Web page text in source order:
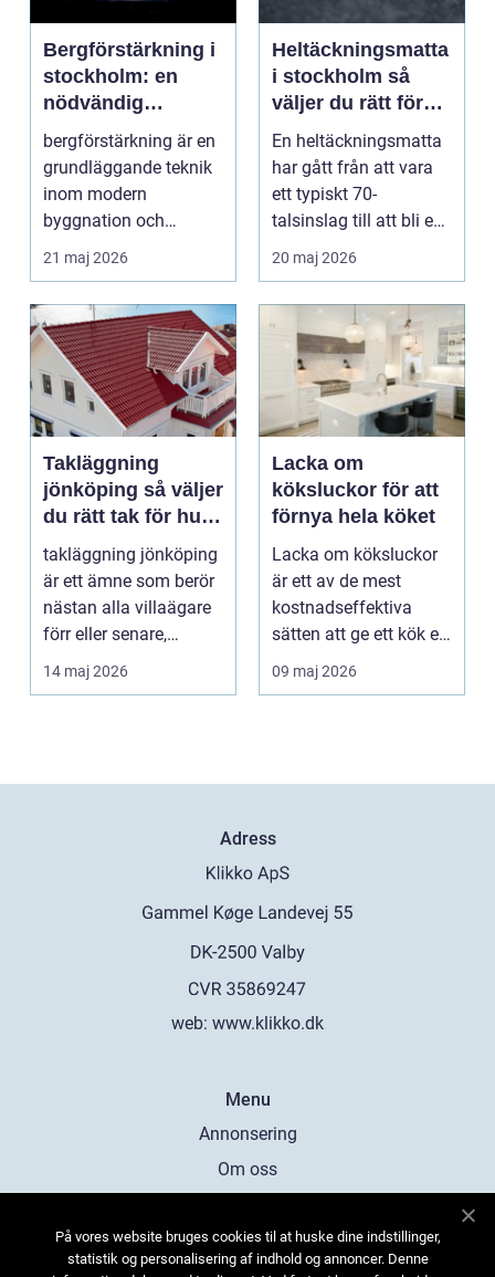
Bergförstärkning i
stockholm: en
nödvändig
byggteknik
bergförstärkning är en
grundläggande teknik
inom modern
byggnation och
infrastrukturutveckling,
särs...
21 maj 2026
Heltäckningsmatta
i stockholm så
väljer du rätt för
hem och kontor
En heltäckningsmatta
har gått från att vara
ett typiskt 70-
talsinslag till att bli en
modern lösning...
20 maj 2026
Takläggning
jönköping så väljer
du rätt tak för hus
och klimat
takläggning jönköping
är ett ämne som berör
nästan alla villaägare
förr eller senare,
eftersom taket...
14 maj 2026
Lacka om
köksluckor för att
förnya hela köket
Lacka om köksluckor
är ett av de mest
kostnadseffektiva
sätten att ge ett kök ett
helt nytt uttryck ...
09 maj 2026
Adress
web: www.klikko.dk
Menu
Annonsering
Om oss
Kontakta oss
På vores website bruges cookies til at huske dine indstillinger,
statistik og personalisering af indhold og annoncer. Denne